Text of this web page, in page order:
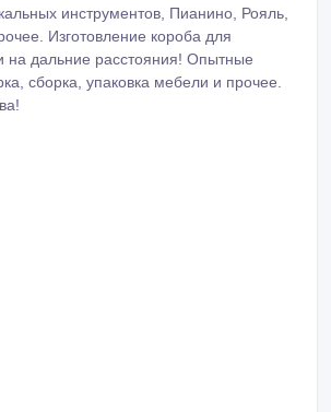
инструментов, Пианино, Рояль,
Изготовление короба для
на дальние расстояния! Опытные
сборка, упаковка мебели и прочее.